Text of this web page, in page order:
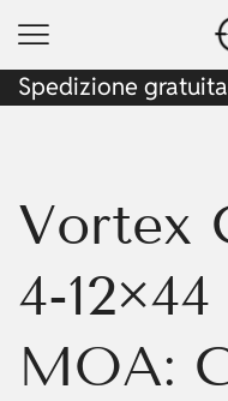
Spedizione
Vortex
4-
MOA: